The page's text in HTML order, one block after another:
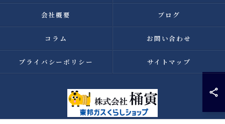
会社概要 ブログ
コラム お問い合わせ
プライバシーポリシー サイトマップ